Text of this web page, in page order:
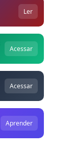
Ler
Acessar
Acessar
Aprender